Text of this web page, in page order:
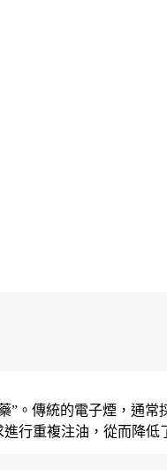
”。傳統的電子煙，通
行重複注油，從而降低